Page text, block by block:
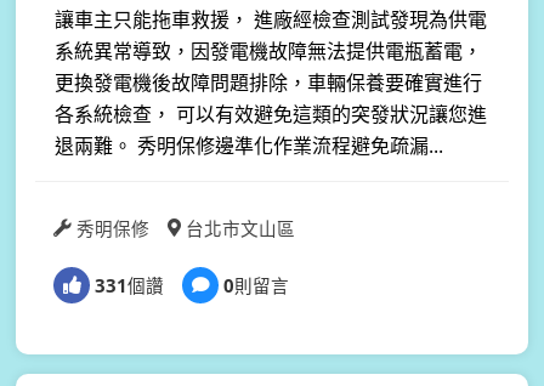
讓車主只能拖車救援， 進廠經檢查測試發現為供電
系統異常導致，因發電機故障無法提供電瓶蓄電，
更換發電機後故障問題排除，車輛保養要確實進行
各系統檢查， 可以有效避免這類的突發狀況讓您進
退兩難。 秀明保修邊準化作業流程避免疏漏...
秀明保修 台北市文山區
331個讚 0則留言